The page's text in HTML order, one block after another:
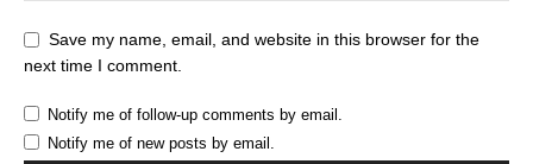
Save my name, email, and website in this browser for the
next time I comment.
Notify me of follow-up comments by email.
Notify me of new posts by email.